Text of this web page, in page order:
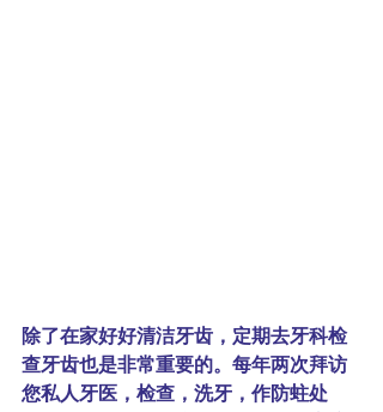
除了在家好好清洁牙齿，定期去牙科检
查牙齿也是非常重要的。每年两次拜访
您私人牙医，检查，洗牙，作防蛀处